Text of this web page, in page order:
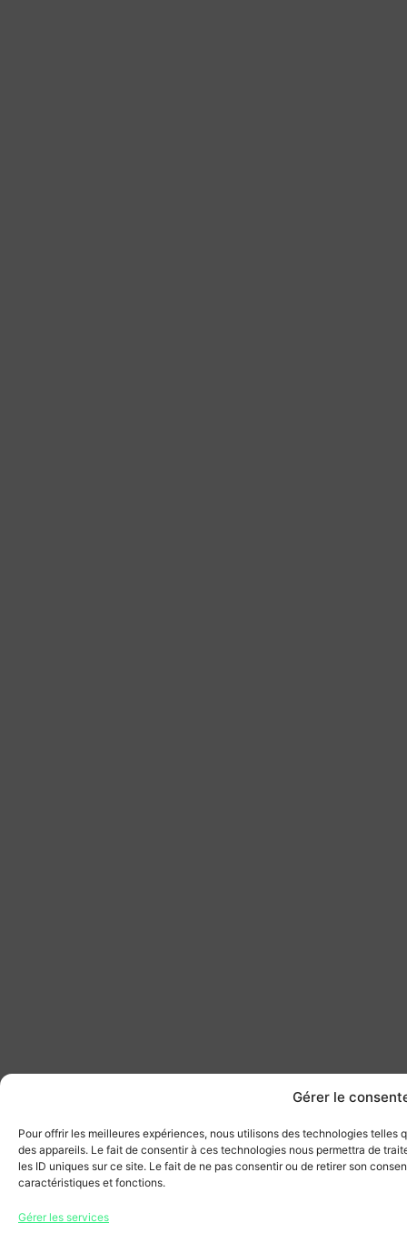
Gérer le
Pour offrir les meilleures expériences, nous utilisons des technologies
des appareils. Le fait de consentir à ces technologies nous permettra de
les ID uniques sur ce site. Le fait de ne pas consentir ou de retirer son
caractéristiques et fonctions.
Gérer les services